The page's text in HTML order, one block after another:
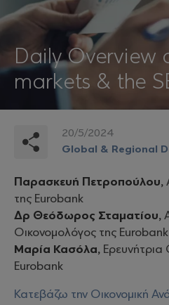
Daily Overview
markets & the
20/5/2024
Global & Regional
Παρασκευή Πετροπούλου,
της Eurobank
Δρ Θεόδωρος Σταματίου,
Οικονομολόγος της Eurobank
Μαρία Κασόλα, Ερευνήτρια
Eurobank
Κατεβάζω την Οικονομική